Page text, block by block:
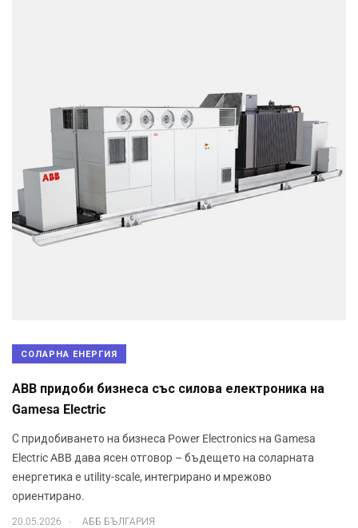
СОЛАРНА ЕНЕРГИЯ
ABB придоби бизнеса със силова електроника на
Gamesa Electric
С придобиването на бизнеса Power Electronics на Gamesa
Electric ABB дава ясен отговор – бъдещето на соларната
енергетика е utility-scale, интегрирано и мрежово
ориентирано.
20.05.2026 . АББ БЪЛГАРИЯ